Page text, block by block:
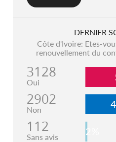
DERNIER
Côte d'Ivoire: Etes-
renouvellement du
3128
Oui
2902
Non
112
Sans avis 2%